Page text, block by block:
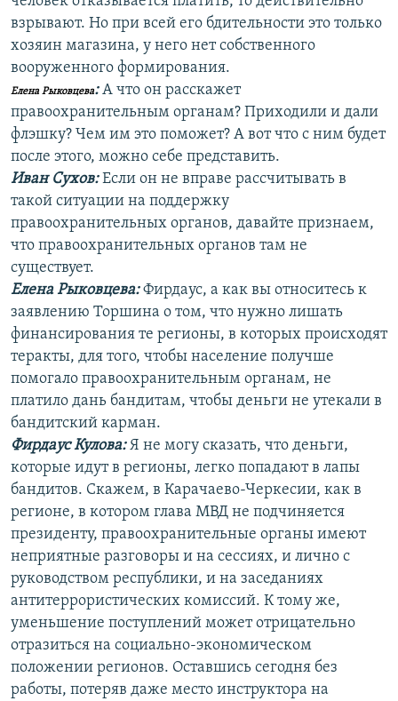
взрывают. Но при всей его бдительности это только
хозяин магазина, у него нет собственного
вооруженного формирования.
Елена Рыковцева:А что он расскажет
правоохранительным органам? Приходили и дали
флэшку? Чем им это поможет? А вот что с ним будет
после этого, можно себе представить.
Иван Сухов:Если он не вправе рассчитывать в
такой ситуации на поддержку
правоохранительных органов, давайте признаем,
что правоохранительных органов там не
существует.
Елена Рыковцева:Фирдаус, а как вы относитесь к
заявлению Торшина о том, что нужно лишать
финансирования те регионы, в которых происходят
теракты, для того, чтобы население получше
помогало правоохранительным органам, не
платило дань бандитам, чтобы деньги не утекали в
бандитский карман.
Фирдаус Кулова:Я не могу сказать, что деньги,
которые идут в регионы, легко попадают в лапы
бандитов. Скажем, в Карачаево-Черкесии, как в
регионе, в котором глава МВД не подчиняется
президенту, правоохранительные органы имеют
неприятные разговоры и на сессиях, и лично с
руководством республики, и на заседаниях
антитеррористических комиссий. К тому же,
уменьшение поступлений может отрицательно
отразиться на социально-экономическом
положении регионов. Оставшись сегодня без
работы, потеряв даже место инструктора на